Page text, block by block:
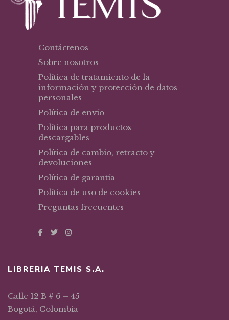
Contáctenos
Sobre nosotros
Política de tratamiento de la
información y protección de datos
personales
Política de envío
Política para productos
descargables
Política de cambio, retracto y
devoluciones
Política de garantía
Política de uso de cookies
Preguntas frecuentes
LIBRERIA TEMIS S.A.
Calle 12 B # 6 – 45
Bogotá, Colombia